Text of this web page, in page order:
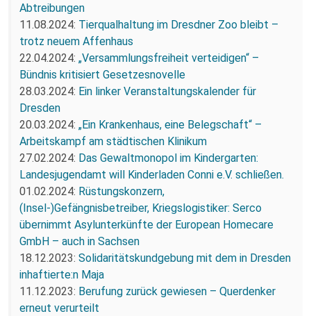
Abtreibungen
11.08.2024: Tierqualhaltung im Dresdner Zoo bleibt –
trotz neuem Affenhaus
22.04.2024: „Versammlungsfreiheit verteidigen“ –
Bündnis kritisiert Gesetzesnovelle
28.03.2024: Ein linker Veranstaltungskalender für
Dresden
20.03.2024: „Ein Krankenhaus, eine Belegschaft“ –
Arbeitskampf am städtischen Klinikum
27.02.2024: Das Gewaltmonopol im Kindergarten:
Landesjugendamt will Kinderladen Conni e.V. schließen.
01.02.2024: Rüstungskonzern,
(Insel-)Gefängnisbetreiber, Kriegslogistiker: Serco
übernimmt Asylunterkünfte der European Homecare
GmbH – auch in Sachsen
18.12.2023: Solidaritätskundgebung mit dem in Dresden
inhaftierte:n Maja
11.12.2023: Berufung zurück gewiesen – Querdenker
erneut verurteilt